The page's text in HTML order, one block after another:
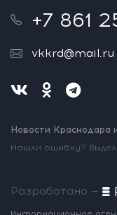
+7 861
vkkrd@mail.ru
Новости Краснодара
Нашли ошибку?
Разработано —